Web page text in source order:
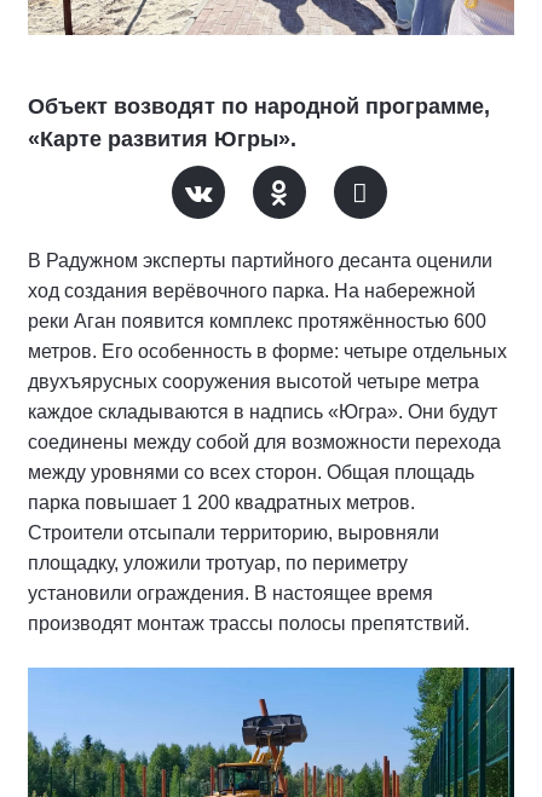
Объект возводят по народной программе,
«Карте развития Югры».
В Радужном эксперты партийного десанта оценили
ход создания верёвочного парка. На набережной
реки Аган появится комплекс протяжённостью 600
метров. Его особенность в форме: четыре отдельных
двухъярусных сооружения высотой четыре метра
каждое складываются в надпись «Югра». Они будут
соединены между собой для возможности перехода
между уровнями со всех сторон. Общая площадь
парка повышает 1 200 квадратных метров.
Строители отсыпали территорию, выровняли
площадку, уложили тротуар, по периметру
установили ограждения. В настоящее время
производят монтаж трассы полосы препятствий.